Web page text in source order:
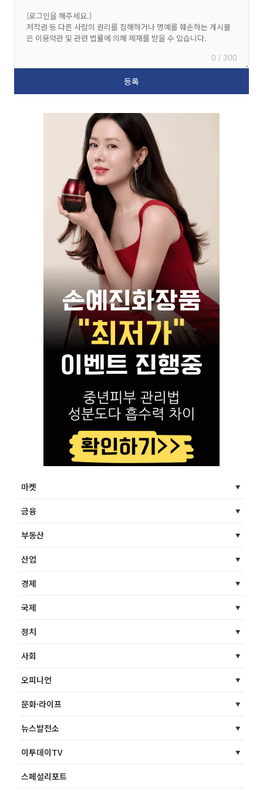
0 / 300
마켓
금융
부동산
산업
경제
국제
정치
사회
오피니언
문화·라이프
뉴스발전소
이투데이TV
스페셜리포트